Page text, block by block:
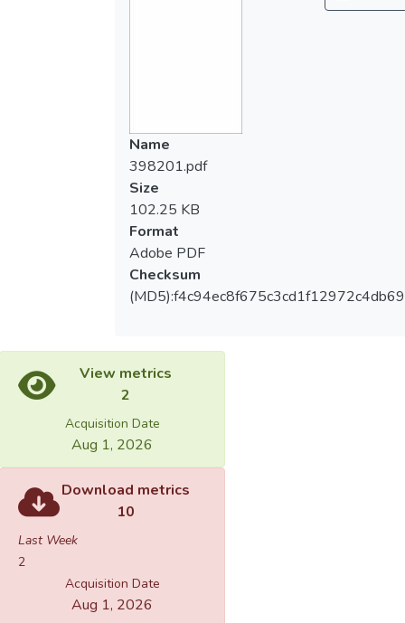
Name
398201.pdf
Size
102.25 KB
Format
Adobe PDF
Checksum
View metrics
2
Acquisition Date
Aug 1, 2026
Download metrics
10
Last Week
2
Acquisition Date
Aug 1, 2026